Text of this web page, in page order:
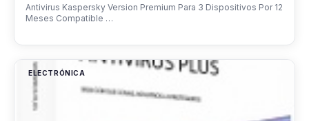
Antivirus Kaspersky Version Premium Para 3 Dispositivos Por 12
Meses Compatible …
ELECTRÓNICA